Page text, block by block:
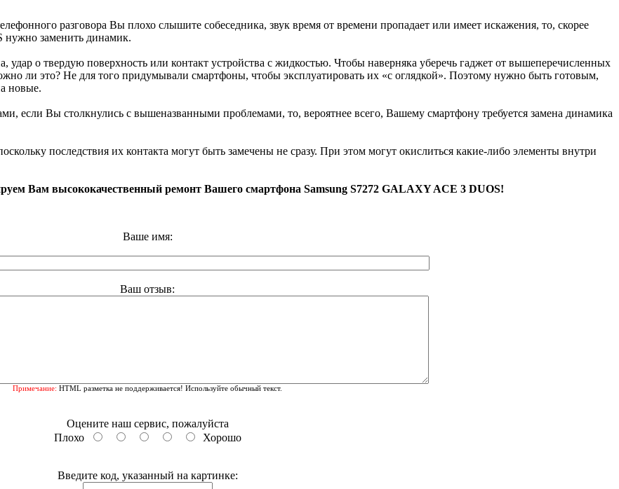
разговора Вы плохо слышите собеседника, звук время от времени пропадает или имеет искажения, то, скорее
нужно заменить динамик.
удар о твердую поверхность или контакт устройства с жидкостью. Чтобы наверняка уберечь гаджет от вышеперечисленных
ли это? Не для того придумывали смартфоны, чтобы эксплуатировать их «с оглядкой». Поэтому нужно быть готовым,
новые.
если Вы столкнулись с вышеназванными проблемами, то, вероятнее всего, Вашему смартфону требуется замена динамика
последствия их контакта могут быть замечены не сразу. При этом могут окислиться какие-либо элементы внутри
Вам высококачественный ремонт Вашего смартфона Samsung S7272 GALAXY ACE 3 DUOS!
Ваше имя:
Ваш отзыв:
Примечание: HTML разметка не поддерживается! Используйте обычный текст.
Оцените наш сервис, пожалуйста
Плохо
Хорошо
Введите код, указанный на картинке: